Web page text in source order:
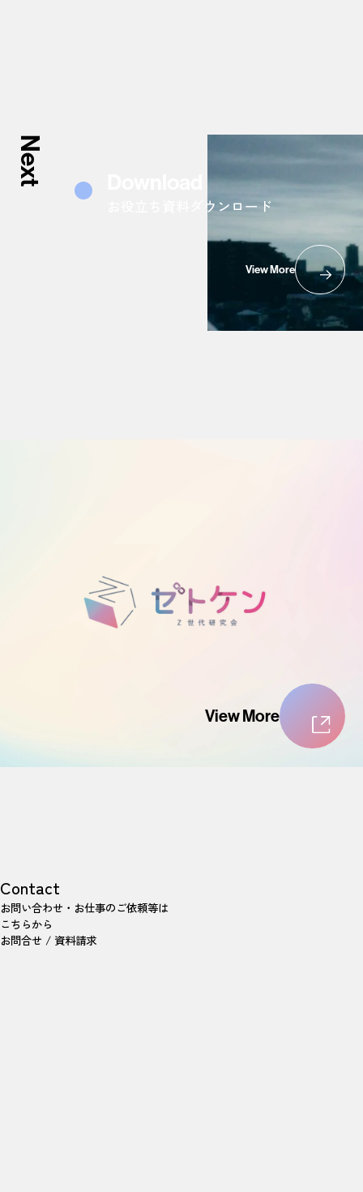
Next
お役立ち資料ダウンロード
View More
View More
Contact
お問い合わせ・お仕事のご依頼等は
こちらから
お問合せ / 資料請求